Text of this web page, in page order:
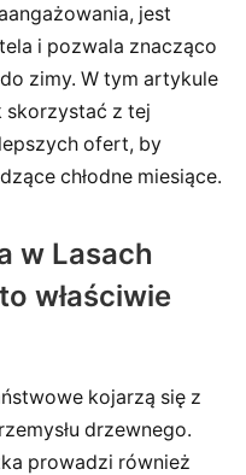
jest
i pozwala znacząco
zimy. W tym artykule
skorzystać z tej
ofert, by
chłodne miesiące.
w Lasach
właściwie
kojarzą się z
drzewnego.
prowadzi również